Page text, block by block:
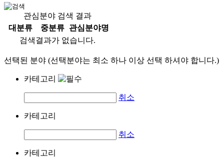
관심분야 검색 결과
대분류
중분류
관심분야명
검색결과가 없습니다.
선택된 분야 (선택분야는 최소 하나 이상 선택 하셔야 합니다.)
카테고리
취소
카테고리
취소
카테고리